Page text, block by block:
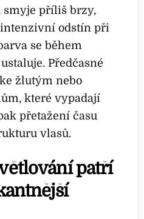
smyje příliš brzy,
odstín při
se během
Předčasné
žlutým nebo
které vypadají
přetažení času
vlasů.
patří